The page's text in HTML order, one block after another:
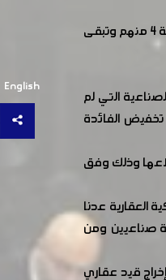
English
وأوضح الدبس أن "النهوض بالصناعة السورية من جديد امر غير سهل ويحتاج إلى تمويل كبير"، لافتاً إلى انه "قد طُرحَ في الاجتماع الاول للجنة تل كردي 13 مطلباً تمت معالجة 4 منهم وتبقى
المناطق الصناعية التي لم
"يتم تخفيض الفائدة
وذلك وفق
عدنا
صناعيين ومن
قيد عقاري